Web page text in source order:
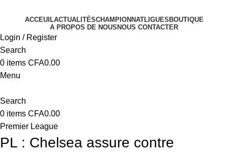
ACCEUILACTUALITÉSCHAMPIONNATLIGUES BOUTIQUE
A PROPOS DE NOUS NOUS CONTACTER
Login / Register
Search
0 items CFA0.00
Menu
Search
0 items CFA0.00
Premier League
PL : Chelsea assure contre